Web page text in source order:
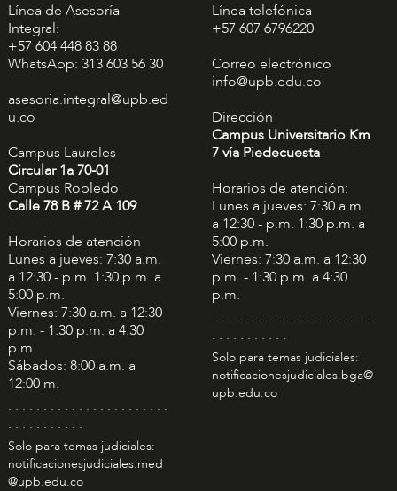
Línea de Asesoría
Integral:
+57 604 448 83 88
WhatsApp: 313 603 56 30
asesoria.integral@upb.ed
u.co
Campus Laureles
Circular 1a 70-01
Campus Robledo
Calle 78 B # 72 A 109
Horarios de atención
Lunes a jueves: 7:30 a.m.
a 12:30 - p.m. 1:30 p.m. a
5:00 p.m.
Viernes: 7:30 a.m. a 12:30
p.m. - 1:30 p.m. a 4:30
p.m.
Sábados: 8:00 a.m. a
12:00 m.
. . . . . . . . . . . . . . . . . . . . . . .
. . . . . . . . . . .
Solo para temas judiciales:
notificacionesjudiciales.med
@upb.edu.co
Línea telefónica
+57 607 6796220
Correo electrónico
info@upb.edu.co
Dirección
Campus Universitario Km
7 vía Piedecuesta
Horarios de atención:
Lunes a jueves: 7:30 a.m.
a 12:30 - p.m. 1:30 p.m. a
5:00 p.m.
Viernes: 7:30 a.m. a 12:30
p.m. - 1:30 p.m. a 4:30
p.m.
. . . . . . . . . . . . . . . . . . . . . . .
. . . . . . . . . . .
Solo para temas judiciales:
notificacionesjudiciales.bga@
upb.edu.co